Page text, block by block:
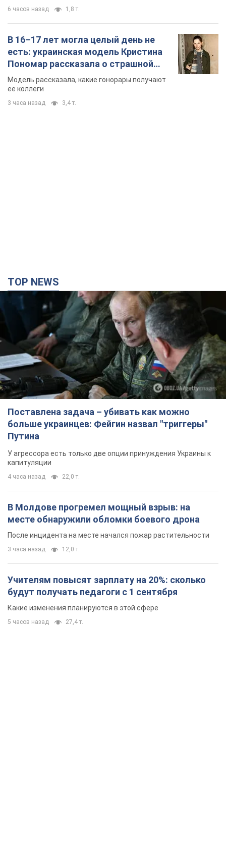
6 часов назад 1,8 т.
В 16–17 лет могла целый день не
есть: украинская модель Кристина
Пономар рассказала о страшной
стороне модельной карьеры
Модель рассказала, какие гонорары получают
ее коллеги
3 часа назад 3,4 т.
TOP NEWS
Поставлена задача – убивать как можно
больше украинцев: Фейгин назвал "триггеры"
Путина
У агрессора есть только две опции принуждения Украины к
капитуляции
4 часа назад 22,0 т.
В Молдове прогремел мощный взрыв: на
месте обнаружили обломки боевого дрона
После инцидента на месте начался пожар растительности
3 часа назад 12,0 т.
Учителям повысят зарплату на 20%: сколько
будут получать педагоги с 1 сентября
Какие изменения планируются в этой сфере
5 часов назад 27,4 т.